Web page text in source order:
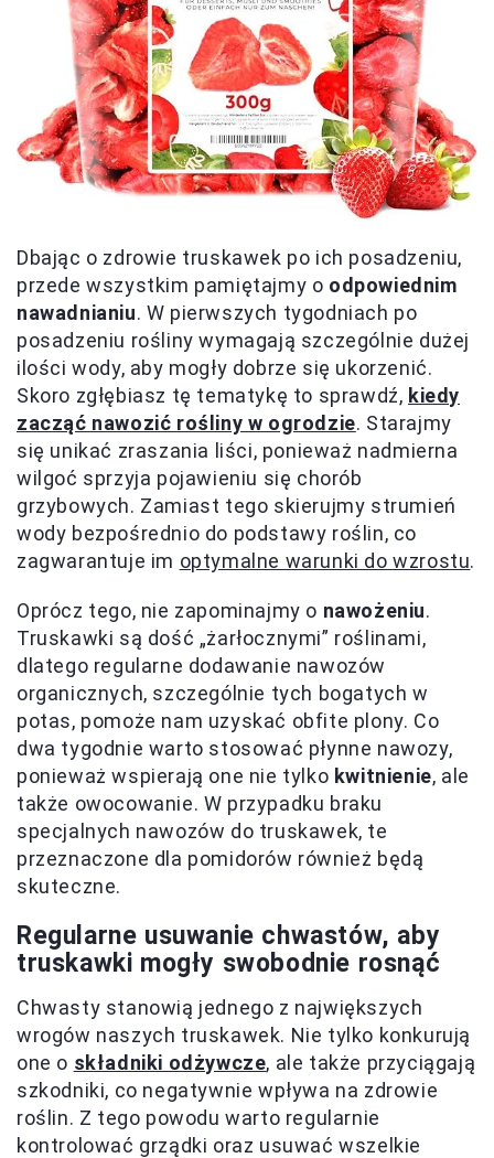
Dbając o zdrowie truskawek po ich posadzeniu,
przede wszystkim pamiętajmy o odpowiednim
nawadnianiu. W pierwszych tygodniach po
posadzeniu rośliny wymagają szczególnie dużej
ilości wody, aby mogły dobrze się ukorzenić.
Skoro zgłębiasz tę tematykę to sprawdź, kiedy
zacząć nawozić rośliny w ogrodzie. Starajmy
się unikać zraszania liści, ponieważ nadmierna
wilgoć sprzyja pojawieniu się chorób
grzybowych. Zamiast tego skierujmy strumień
wody bezpośrednio do podstawy roślin, co
zagwarantuje im optymalne warunki do wzrostu.
Oprócz tego, nie zapominajmy o nawożeniu.
Truskawki są dość „żarłocznymi” roślinami,
dlatego regularne dodawanie nawozów
organicznych, szczególnie tych bogatych w
potas, pomoże nam uzyskać obfite plony. Co
dwa tygodnie warto stosować płynne nawozy,
ponieważ wspierają one nie tylko kwitnienie, ale
także owocowanie. W przypadku braku
specjalnych nawozów do truskawek, te
przeznaczone dla pomidorów również będą
skuteczne.
Regularne usuwanie chwastów, aby
truskawki mogły swobodnie rosnąć
Chwasty stanowią jednego z największych
wrogów naszych truskawek. Nie tylko konkurują
one o składniki odżywcze, ale także przyciągają
szkodniki, co negatywnie wpływa na zdrowie
roślin. Z tego powodu warto regularnie
kontrolować grządki oraz usuwać wszelkie